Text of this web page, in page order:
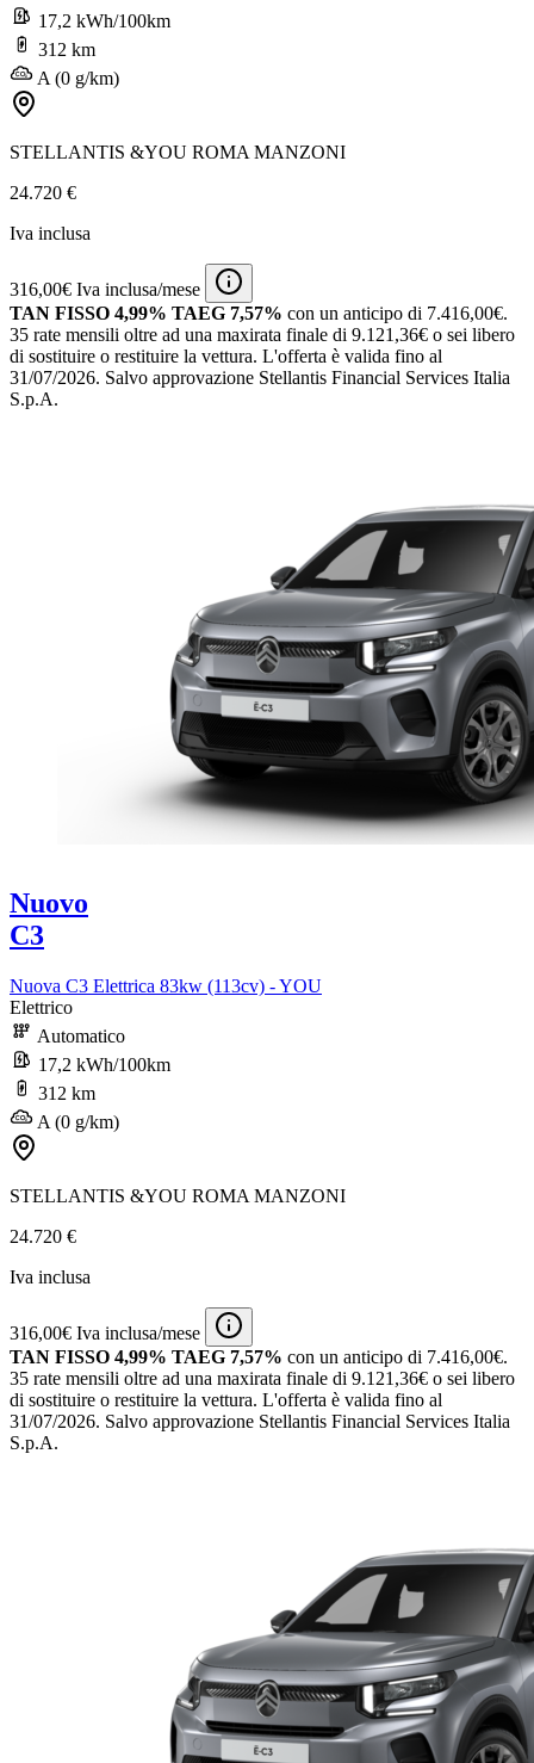
17,2 kWh/100km
312 km
A (0 g/km)
STELLANTIS &YOU ROMA MANZONI
24.720 €
Iva inclusa
316,00€ Iva inclusa/mese
TAN FISSO 4,99% TAEG 7,57% con un anticipo di 7.416,00€.
35 rate mensili oltre ad una maxirata finale di 9.121,36€ o sei libero
di sostituire o restituire la vettura. L'offerta è valida fino al
31/07/2026. Salvo approvazione Stellantis Financial Services Italia
S.p.A.
Nuovo
C3
Nuova C3 Elettrica 83kw (113cv) - YOU
Elettrico
Automatico
17,2 kWh/100km
312 km
A (0 g/km)
STELLANTIS &YOU ROMA MANZONI
24.720 €
Iva inclusa
316,00€ Iva inclusa/mese
TAN FISSO 4,99% TAEG 7,57% con un anticipo di 7.416,00€.
35 rate mensili oltre ad una maxirata finale di 9.121,36€ o sei libero
di sostituire o restituire la vettura. L'offerta è valida fino al
31/07/2026. Salvo approvazione Stellantis Financial Services Italia
S.p.A.